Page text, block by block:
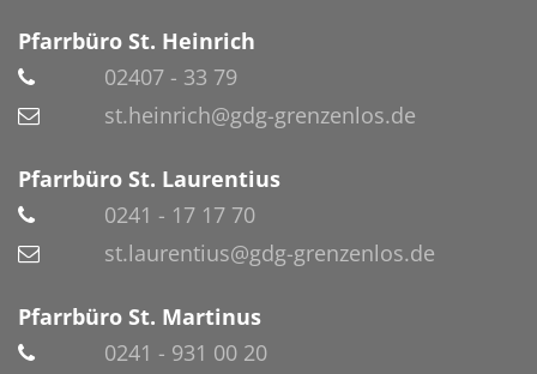
Pfarrbüro St. Heinrich
02407 - 33 79
st.heinrich@gdg-grenzenlos.de
Pfarrbüro St. Laurentius
0241 - 17 17 70
st.laurentius@gdg-grenzenlos.de
Pfarrbüro St. Martinus
0241 - 931 00 20